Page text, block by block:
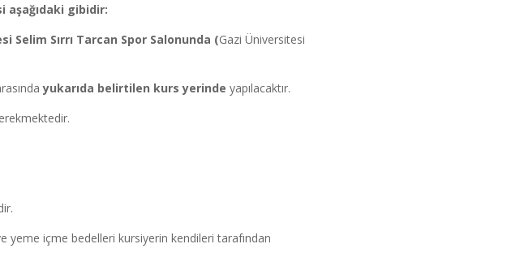
aşağıdaki gibidir:
Sırrı Tarcan Spor Salonunda (Gazi Üniversitesi
yukarıda belirtilen kurs yerindeyapılacaktır.
içme bedelleri kursiyerin kendileri tarafından